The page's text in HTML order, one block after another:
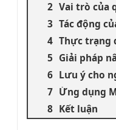
Vai trò của
Tác động
Thực trạng
Giải pháp
Lưu ý cho
Ứng dụng
Kết luận